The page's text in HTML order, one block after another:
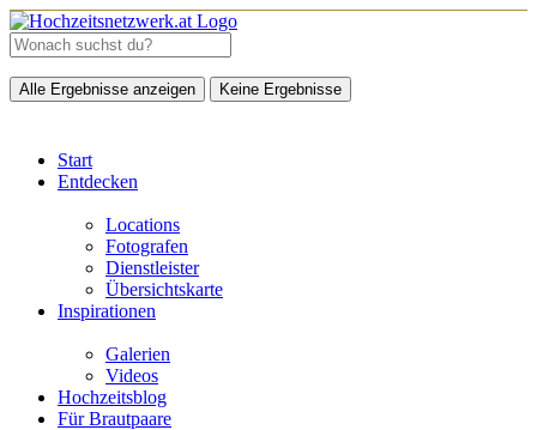
Alle Ergebnisse anzeigen Keine Ergebnisse
Start
Entdecken
Locations
Fotografen
Dienstleister
Übersichtskarte
Inspirationen
Galerien
Videos
Hochzeitsblog
Für Brautpaare